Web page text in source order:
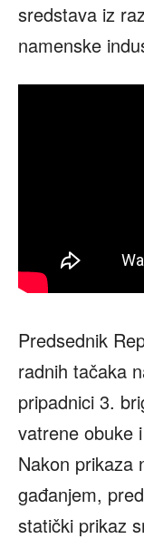
sredstava iz
namenske
Predsednik
radnih tačaka
pripadnici 3.
vatrene obuke
Nakon prikaza
gađanjem,
statički prikaz